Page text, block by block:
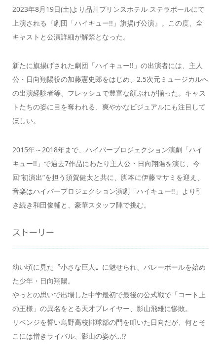
2023年8月19日(土)より品川プリンスホテル ステラボールにて
上演される『劇団「ハイキュー!!」旗揚げ公演』。この度、全
キャストと公演詳細が解禁となった。
新たに旗揚げされた劇団「ハイキュー!!」の出演者には、主人
公・日向翔陽役の加藤憲史郎をはじめ、2.5次元ミュージカルへ
の出演経験者等、フレッシュで豊富な顔ぶれが揃った。キャス
トたちの姿に目を奪われる、爽やかなビジュアルにも注目して
ほしい。
2015年～2018年まで、ハイパープロジェクション演劇「ハイ
キュー!!」で過去7作品にわたり主人公・日向翔陽を演じ、今
回“初演出”を担う須賀健太と共に、脚本に伊藤マサミを迎え、
音楽はハイパープロジェクション演劇「ハイキュー!!」より引
き続き和田俊輔と、豪華スタッフ陣で挑む。
ストーリー
幼い頃に見た〝小さな巨人〟に魅せられ、バレーボールを始め
た少年・日向翔陽。
やっとの思いで出場した中学最初で最後の公式戦で「コート上
の王様」の異名をとる天才プレイヤー、影山飛雄に惨敗。
リベンジを誓い烏野高校排球部の門を叩いた日向だが、何とそ
こには憎きライバル、影山の姿が…!?